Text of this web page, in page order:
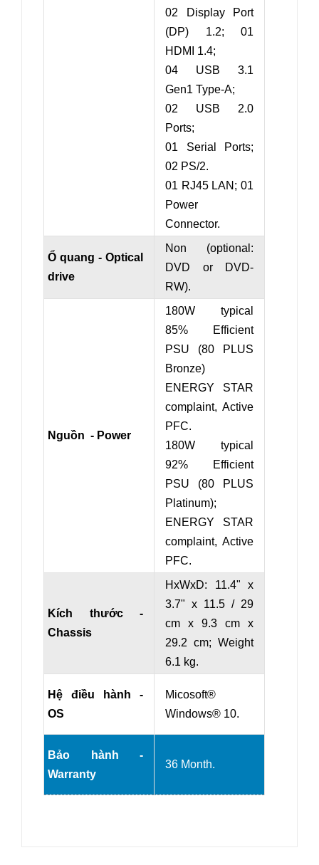
02 Display Port
(DP) 1.2; 01
HDMI 1.4;
04 USB 3.1
Gen1 Type-A;
02 USB 2.0
Ports;
01 Serial Ports;
02 PS/2.
01 RJ45 LAN; 01
Power
Connector.
Ổ quang - Optical
drive
Non (optional:
DVD or DVD-
RW).
Nguồn - Power
180W typical
85% Efficient
PSU (80 PLUS
Bronze)
ENERGY STAR
complaint, Active
PFC.
180W typical
92% Efficient
PSU (80 PLUS
Platinum);
ENERGY STAR
complaint, Active
PFC.
Kích thước -
Chassis
HxWxD: 11.4" x
3.7" x 11.5 / 29
cm x 9.3 cm x
29.2 cm; Weight
6.1 kg.
Hệ điều hành -
OS
Micosoft®
Windows® 10.
Bảo hành -
Warranty
36 Month.